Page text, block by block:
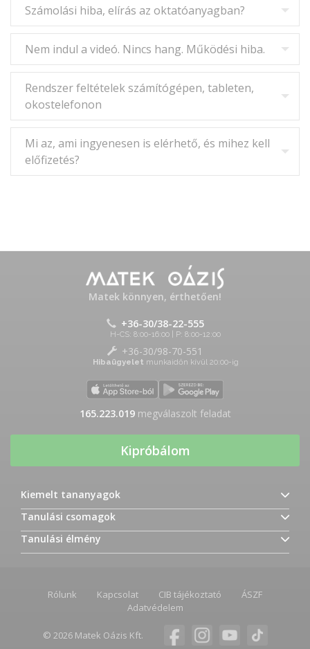
Számolási hiba, elírás az oktatóanyagban?
Nem indul a videó. Nincs hang. Működési hiba.
Rendszer feltételek számítógépen, tableten,
okostelefonon
Mi az, ami ingyenesen is elérhető, és mihez kell
előfizetés?
Matek könnyen, érthetően!
+36-30/38-22-555
H-CS: 8:00-16:00 | P: 8:00-12:00
+36-30/98-70-551
Hibaügyelet munkaidőn kívül 20:00-ig
165.223.019megválaszolt feladat
Kipróbálom
Kiemelt tananyagok
Tanulási csomagok
Tanulási élmény
Rólunk Kapcsolat CIB tájékoztató
ÁSZF
Adatvédelem
© 2026 Matek Oázis Kft.